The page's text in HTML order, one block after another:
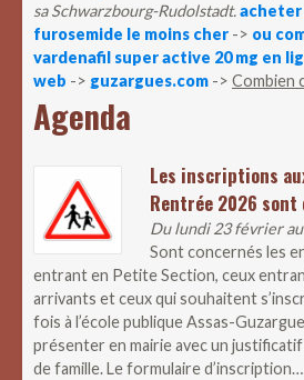
sa Schwarzbourg-Rudolstadt.acheter
furosemide le moins cher -> ou
vardenafil super active 20 mg en
web -> guzargues.com -> Combien
Agenda
Les inscriptions
Rentrée 2026 sont
Du lundi 23 février
Sont concernés les
entrant en Petite Section, ceux
arrivants et ceux qui souhaitent
fois à l’école publique Assas-
présenter en mairie avec un
de famille. Le formulaire d’inscription…